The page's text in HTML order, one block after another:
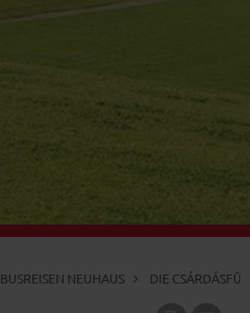
BUSREISEN NEUHAUS DIE